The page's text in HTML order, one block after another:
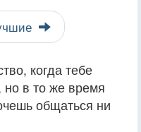
когда тебе
но в то же время
общаться ни